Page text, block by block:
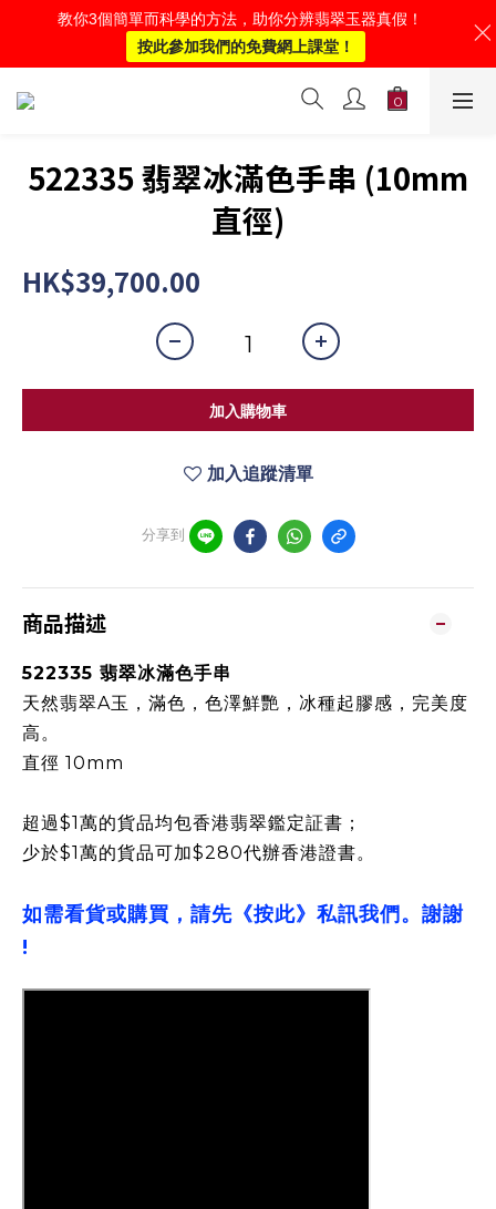
522335 翡翠冰滿色手串 (10mm
直徑)
HK$39,700.00
加入購物車
加入追蹤清單
分享到
商品描述
522335 翡翠冰滿色手串
天然翡翠A玉，滿色，色澤鮮艷，冰種起膠感，完美度
高。
直徑 10mm
超過$1萬的貨品均包香港翡翠鑑定証書；
少於$1萬的貨品可加$280代辦香港證書。
如需看貨或購買，請先《按此》私訊我們。謝謝
!
教你3個簡單而科學的方法，助你分辨翡翠玉器真假！
按此參加我們的免費網上課堂！